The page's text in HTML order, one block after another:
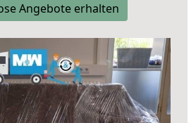
Angebote erhalten